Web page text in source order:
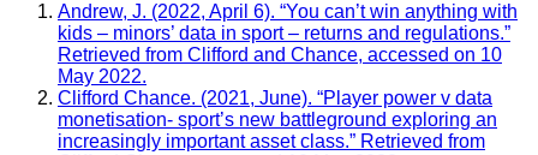
Andrew, J. (2022, April 6). “You can’t win anything with
kids – minors’ data in sport – returns and regulations.”
Retrieved from Clifford and Chance, accessed on 10
May 2022.
Clifford Chance. (2021, June). “Player power v data
monetisation- sport’s new battleground exploring an
increasingly important asset class.” Retrieved from